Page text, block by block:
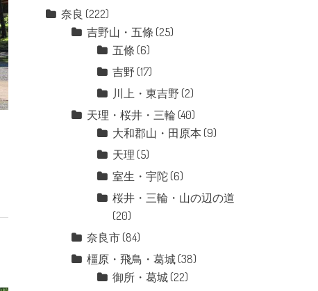
奈良 (222)
吉野山・五條 (25)
五條 (6)
吉野 (17)
川上・東吉野 (2)
天理・桜井・三輪 (40)
大和郡山・田原本 (9)
天理 (5)
室生・宇陀 (6)
桜井・三輪・山の辺の道
(20)
奈良市 (84)
橿原・飛鳥・葛城 (38)
御所・葛城 (22)